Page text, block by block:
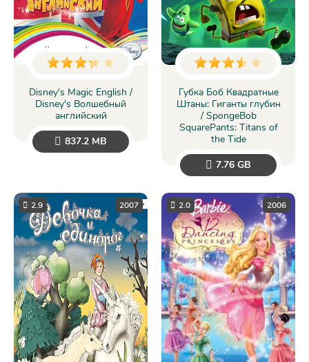
Disney's Magic English /
Disney's Волшебный
английский
837.2 MB
Губка Боб Квадратные
Штаны: Гиганты глубин
/ SpongeBob
SquarePants: Titans of
the Tide
7.76 GB
2.9 2007 2.0 2006